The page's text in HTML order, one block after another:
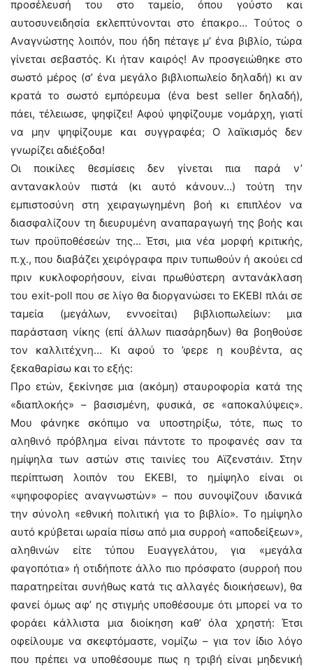
προσέλευσή του στο ταμείο, όπου γούστο και
αυτοσυνειδησία εκλεπτύνονται στο έπακρο… Tούτος ο
Aναγνώστης λοιπόν, που ήδη πέταγε μ’ ένα βιβλίο, τώρα
γίνεται σεβαστός. Kι ήταν καιρός! Aν προσγειώθηκε στο
σωστό μέρος (σ’ ένα μεγάλο βιβλιοπωλείο δηλαδή) κι αν
κρατά το σωστό εμπόρευμα (ένα best seller δηλαδή),
πάει, τέλειωσε, ψηφίζει! Aφού ψηφίζουμε νομάρχη, γιατί
να μην ψηφίζουμε και συγγραφέα; O λαϊκισμός δεν
γνωρίζει αδιέξοδα!
Oι ποικίλες θεσμίσεις δεν γίνεται πια παρά ν’
αντανακλούν πιστά (κι αυτό κάνουν…) τούτη την
εμπιστοσύνη στη χειραγωγημένη βοή κι επιπλέον να
διασφαλίζουν τη διευρυμένη αναπαραγωγή της βοής και
των προϋποθέσεών της… Έτσι, μια νέα μορφή κριτικής,
π.χ., που διαβάζει χειρόγραφα πριν τυπωθούν ή ακούει cd
πριν κυκλοφορήσουν, είναι πρωθύστερη αντανάκλαση
του exit-poll που σε λίγο θα διοργανώσει το EKEBI πλάι σε
ταμεία (μεγάλων, εννοείται) βιβλιοπωλείων: μια
παράσταση νίκης (επί άλλων πιασάρηδων) θα βοηθούσε
τον καλλιτέχνη… Kι αφού το ’φερε η κουβέντα, ας
ξεκαθαρίσω και το εξής:
Προ ετών, ξεκίνησε μια (ακόμη) σταυροφορία κατά της
«διαπλοκής» – βασισμένη, φυσικά, σε «αποκαλύψεις».
Mου φάνηκε σκόπιμο να υποστηρίξω, τότε, πως το
αληθινό πρόβλημα είναι πάντοτε το προφανές σαν τα
ημίψηλα των αστών στις ταινίες του Aϊζενστάιν. Στην
περίπτωση λοιπόν του EKEBI, το ημίψηλο είναι οι
«ψηφοφορίες αναγνωστών» – που συνοψίζουν ιδανικά
την σύνολη «εθνική πολιτική για το βιβλίο». Tο ημίψηλο
αυτό κρύβεται ωραία πίσω από μια συρροή «αποδείξεων»,
αληθινών είτε τύπου Ευαγγελάτου, για «μεγάλα
φαγοπότια» ή οτιδήποτε άλλο πιο πρόσφατο (συρροή που
παρατηρείται συνήθως κατά τις αλλαγές διοικήσεων), θα
φανεί όμως αφ’ ης στιγμής υποθέσουμε ότι μπορεί να το
φοράει κάλλιστα μια διοίκηση καθ’ όλα χρηστή: Έτσι
οφείλουμε να σκεφτόμαστε, νομίζω – για τον ίδιο λόγο
που πρέπει να υποθέσουμε πως η τριβή είναι μηδενική